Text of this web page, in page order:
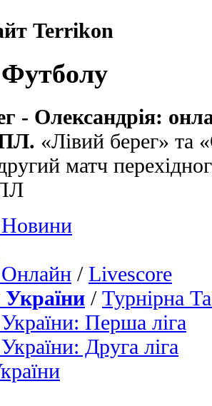
Terrikon
- Олександрія:
«Лівий берег» та
матч
/ Livescore
/ Турнірна
Перша ліга
Друга ліга